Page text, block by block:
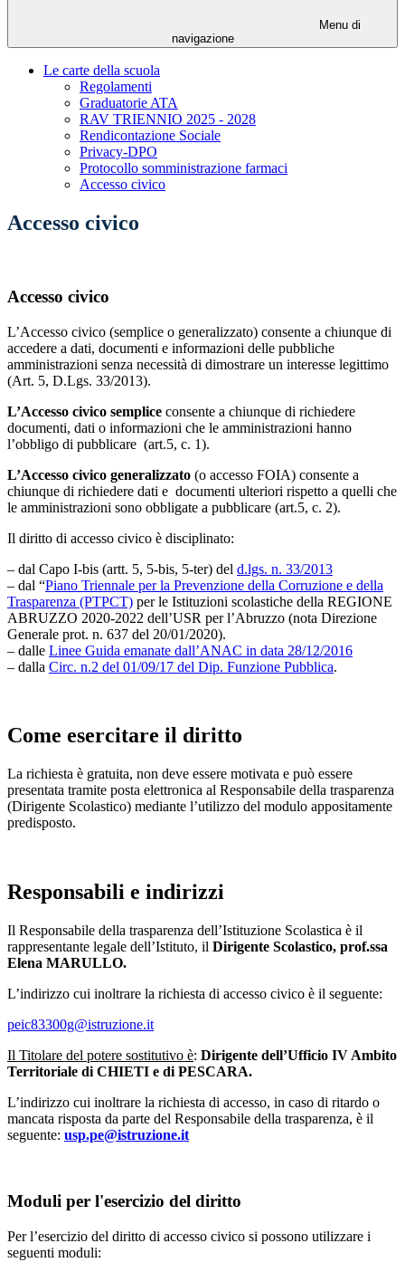
Menu di
navigazione
Le carte della scuola
Regolamenti
Graduatorie ATA
RAV TRIENNIO 2025 - 2028
Rendicontazione Sociale
Privacy-DPO
Protocollo somministrazione farmaci
Accesso civico
Accesso civico
Accesso civico
L’Accesso civico (semplice o generalizzato) consente a chiunque di
accedere a dati, documenti e informazioni delle pubbliche
amministrazioni senza necessità di dimostrare un interesse legittimo
(Art. 5, D.Lgs. 33/2013).
L’Accesso civico semplice consente a chiunque di richiedere
documenti, dati o informazioni che le amministrazioni hanno
l’obbligo di pubblicare (art.5, c. 1).
L’Accesso civico generalizzato (o accesso FOIA) consente a
chiunque di richiedere dati e documenti ulteriori rispetto a quelli che
le amministrazioni sono obbligate a pubblicare (art.5, c. 2).
Il diritto di accesso civico è disciplinato:
– dal Capo I-bis (artt. 5, 5-bis, 5-ter) del d.lgs. n. 33/2013
– dal “Piano Triennale per la Prevenzione della Corruzione e della
Trasparenza (PTPCT) per le Istituzioni scolastiche della REGIONE
ABRUZZO 2020-2022 dell’USR per l’Abruzzo (nota Direzione
Generale prot. n. 637 del 20/01/2020).
– dalle Linee Guida emanate dall’ANAC in data 28/12/2016
– dalla Circ. n.2 del 01/09/17 del Dip. Funzione Pubblica.
Come esercitare il diritto
La richiesta è gratuita, non deve essere motivata e può essere
presentata tramite posta elettronica al Responsabile della trasparenza
(Dirigente Scolastico) mediante l’utilizzo del modulo appositamente
predisposto.
Responsabili e indirizzi
Il Responsabile della trasparenza dell’Istituzione Scolastica è il
rappresentante legale dell’Istituto, il Dirigente Scolastico, prof.ssa
Elena MARULLO.
L’indirizzo cui inoltrare la richiesta di accesso civico è il seguente:
peic83300g@istruzione.it
Il Titolare del potere sostitutivo è: Dirigente dell’Ufficio IV Ambito
Territoriale di CHIETI e di PESCARA.
L’indirizzo cui inoltrare la richiesta di accesso, in caso di ritardo o
mancata risposta da parte del Responsabile della trasparenza, è il
seguente: usp.pe@istruzione.it
Moduli per l'esercizio del diritto
Per l’esercizio del diritto di accesso civico si possono utilizzare i
seguenti moduli: